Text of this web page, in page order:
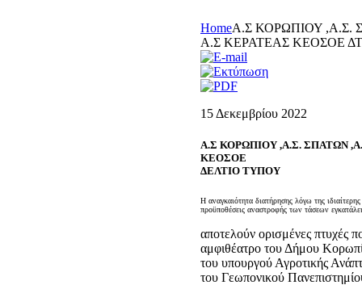
HomeΑ.Σ ΚΟΡΩΠΙΟΥ ,Α.Σ.
Α.Σ ΚΕΡΑΤΕΑΣ ΚΕΟΣΟΕ ΔΤ
15 Δεκεμβρίου 2022
Α.Σ ΚΟΡΩΠΙΟΥ ,Α.Σ. ΣΠΑΤΩΝ
ΚΕΟΣΟΕ
ΔΕΛΤΙΟ ΤΥΠΟΥ
Η αναγκαιότητα διατήρησης λόγω της
προϋποθέσεις αναστροφής των τάσεων
αποτελούν ορισμένες πτυχές
αμφιθέατρο του Δήμου
του υπουργού Αγροτικής
του Γεωπονικού